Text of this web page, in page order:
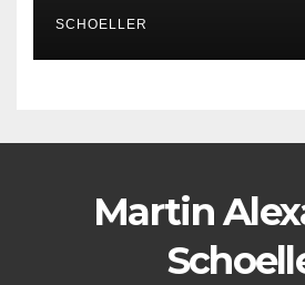
SCHOELLER
Martin